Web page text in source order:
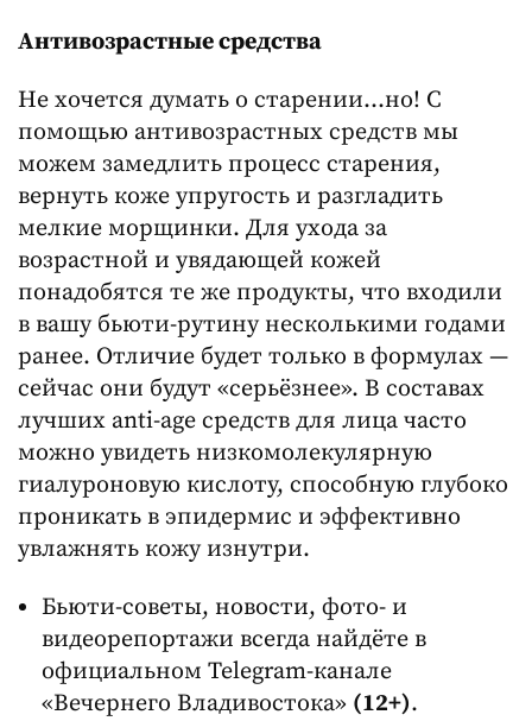
Антивозрастные средства
Не хочется думать о старении…но! С
помощью антивозрастных средств мы
можем замедлить процесс старения,
вернуть коже упругость и разгладить
мелкие морщинки. Для ухода за
возрастной и увядающей кожей
понадобятся те же продукты, что входили
в вашу бьюти-рутину несколькими годами
ранее. Отличие будет только в формулах —
сейчас они будут «серьёзнее». В составах
лучших anti-age средств для лица часто
можно увидеть низкомолекулярную
гиалуроновую кислоту, способную глубоко
проникать в эпидермис и эффективно
увлажнять кожу изнутри.
Бьюти-советы, новости, фото- и
видеорепортажи всегда найдёте в
официальном Telegram-канале
«Вечернего Владивостока» (12+).